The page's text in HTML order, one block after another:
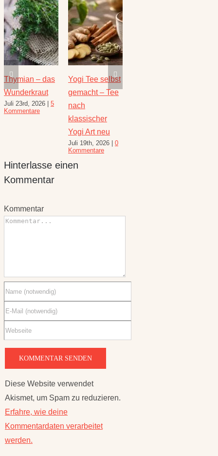
Thymian – das
Wunderkraut
Juli 23rd, 2026
5
Kommentare
Yogi Tee selbst
gemacht – Tee
nach
klassischer
Yogi Art neu
Juli 19th, 2026
0
Kommentare
Hinterlasse einen
Kommentar
Kommentar
Diese Website verwendet
Akismet, um Spam zu reduzieren.
Erfahre, wie deine
Kommentardaten verarbeitet
werden.